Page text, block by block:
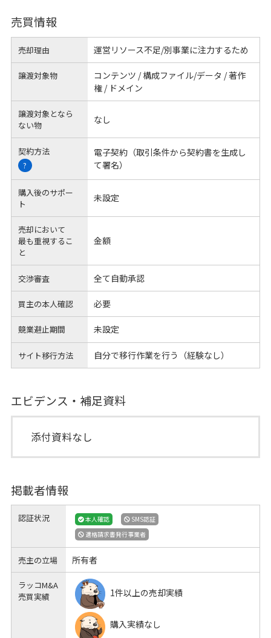
売買情報
売却理由 運営リソース不足/別事業に注力するため
譲渡対象物
コンテンツ / 構成ファイル/データ / 著作
権 / ドメイン
譲渡対象となら
ない物
なし
契約方法
?
電子契約（取引条件から契約書を生成し
て署名）
購入後のサポー
ト
未設定
売却において
最も重視するこ
と
金額
交渉審査 全て自動承認
買主の本人確認 必要
競業避止期間 未設定
サイト移行方法 自分で移行作業を行う（経験なし）
エビデンス・補足資料
添付資料なし
掲載者情報
認証状況 本人確認
SMS認証
適格請求書発行事業者
売主の立場 所有者
ラッコM&A
売買実績
1件以上の売却実績
購入実績なし